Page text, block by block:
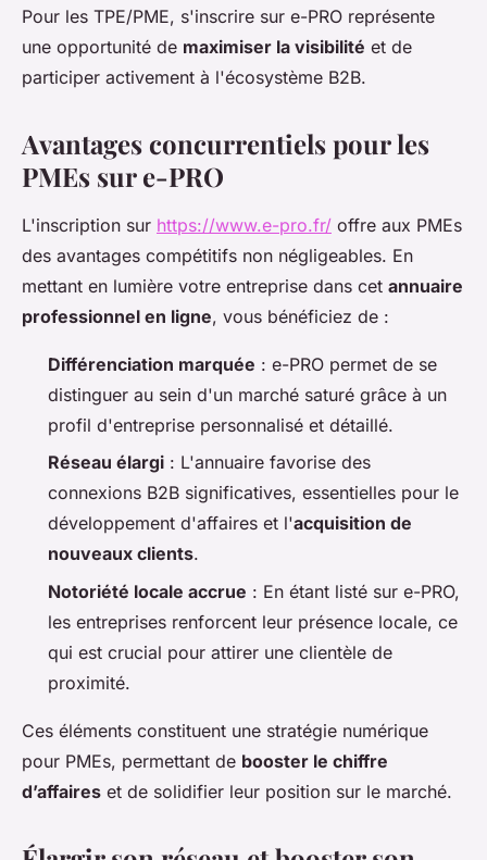
Pour les TPE/PME, s'inscrire sur e-PRO représente
une opportunité de maximiser la visibilité et de
participer activement à l'écosystème B2B.
Avantages concurrentiels pour les
PMEs sur e-PRO
L'inscription sur https://www.e-pro.fr/ offre aux PMEs
des avantages compétitifs non négligeables. En
mettant en lumière votre entreprise dans cet annuaire
professionnel en ligne, vous bénéficiez de :
Différenciation marquée : e-PRO permet de se
distinguer au sein d'un marché saturé grâce à un
profil d'entreprise personnalisé et détaillé.
Réseau élargi : L'annuaire favorise des
connexions B2B significatives, essentielles pour le
développement d'affaires et l'acquisition de
nouveaux clients.
Notoriété locale accrue : En étant listé sur e-PRO,
les entreprises renforcent leur présence locale, ce
qui est crucial pour attirer une clientèle de
proximité.
Ces éléments constituent une stratégie numérique
pour PMEs, permettant de booster le chiffre
d’affaires et de solidifier leur position sur le marché.